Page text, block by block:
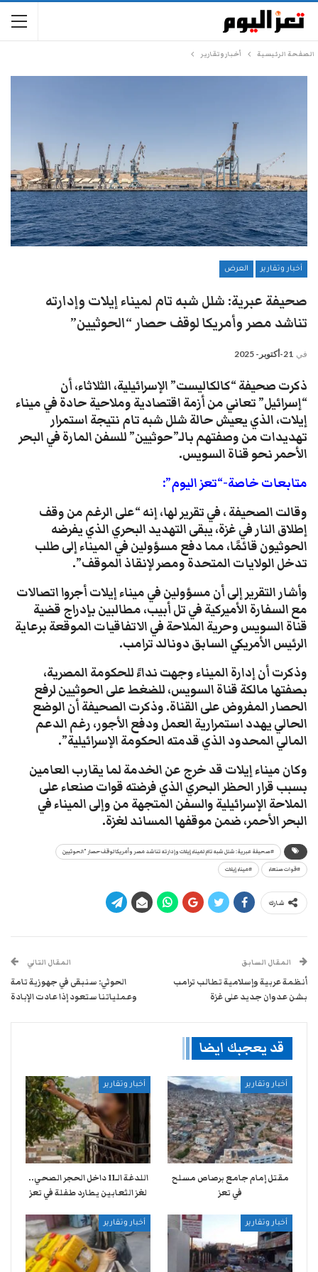
الصفحة الرئيسية أخبار وتقارير
أخبار وتقارير العرض
صحيفة عبرية: شلل شبه تام لميناء إيلات وإدارته
تناشد مصر وأمريكا لوقف حصار “الحوثيين”
في 21-أكتوبر- 2025
ذكرت صحيفة “كالكاليست” الإسرائيلية، الثلاثاء، أن
“إسرائيل” تعاني من أزمة اقتصادية وملاحية حادة في ميناء
إيلات، الذي يعيش حالة شلل شبه تام نتيجة استمرار
تهديدات من وصفتهم بالـ”حوثيين” للسفن المارة في البحر
الأحمر نحو قناة السويس.
متابعات خاصة-“تعز اليوم”:
وقالت الصحيفة ، في تقرير لها، إنه “على الرغم من وقف
إطلاق النار في غزة، يبقى التهديد البحري الذي يفرضه
الحوثيون قائمًا، مما دفع مسؤولين في الميناء إلى طلب
تدخل الولايات المتحدة ومصر لإنقاذ الموقف”.
وأشار التقرير إلى أن مسؤولين في ميناء إيلات أجروا اتصالات
مع السفارة الأميركية في تل أبيب، مطالبين بإدراج قضية
قناة السويس وحرية الملاحة في الاتفاقيات الموقعة برعاية
الرئيس الأمريكي السابق دونالد ترامب.
وذكرت أن إدارة الميناء وجهت نداءً للحكومة المصرية،
بصفتها مالكة قناة السويس، للضغط على الحوثيين لرفع
الحصار المفروض على القناة. وذكرت الصحيفة أن الوضع
الحالي يهدد استمرارية العمل ودفع الأجور، رغم الدعم
المالي المحدود الذي قدمته الحكومة الإسرائيلية”.
وكان ميناء إيلات قد خرج عن الخدمة لما يقارب العامين
بسبب قرار الحظر البحري الذي فرضته قوات صنعاء على
الملاحة الإسرائيلية والسفن المتجهة من وإلى الميناء في
البحر الأحمر، ضمن موقفها المساند لغزة.
#صحيفة عبرية: شلل شبه تام لميناء إيلات وإدارته تناشد مصر وأمريكا لوقف حصار "الحوثيين
#قوات صنعاء #ميناء إيلات
شارك
المقال السابق
أنظمة عربية وإسلامية تطالب ترامب
بشن عدوان جديد على غزة
المقال التالي
الحوثي: سنبقى في جهوزية تامة
وعملياتنا ستعود إذا عادت الإبادة
قد يعجبك ايضا
أخبار وتقارير
مقتل إمام جامع برصاص مسلح
في تعز
أخبار وتقارير
اللدغة الـ11 داخل الحجر الصحي..
لغز الثعابين يطارد طفلة في تعز
أخبار وتقارير أخبار وتقارير